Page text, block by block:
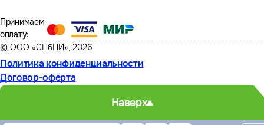
© ООО «СПбПИ», 2026
Политика конфиденциальности
Договор-оферта
Принимаем
оплату:
Наверх